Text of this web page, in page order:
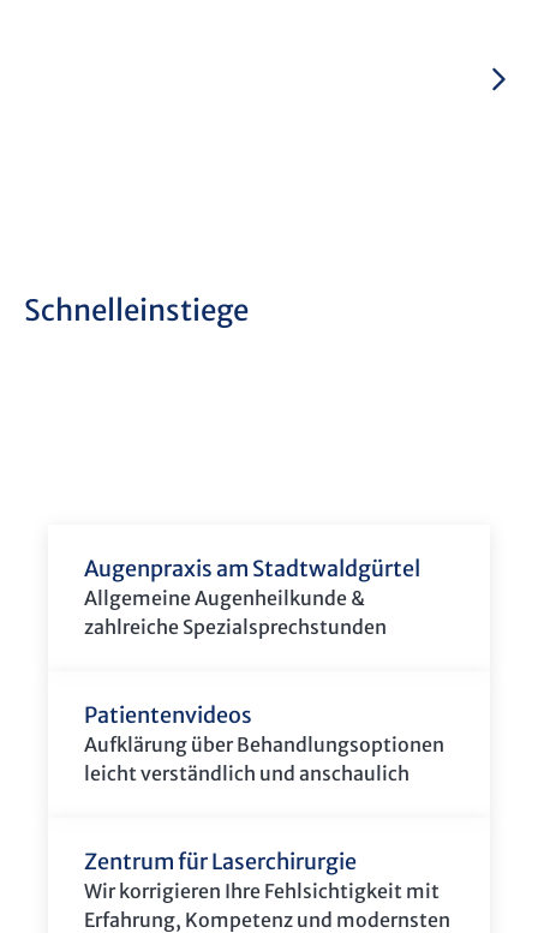
Schnelleinstiege
Augenpraxis am Stadtwaldgürtel
Allgemeine Augenheilkunde &
zahlreiche Spezialsprechstunden
Patientenvideos
Aufklärung über Behandlungsoptionen
leicht verständlich und anschaulich
Zentrum für Laserchirurgie
Wir korrigieren Ihre Fehlsichtigkeit mit
Erfahrung, Kompetenz und modernsten